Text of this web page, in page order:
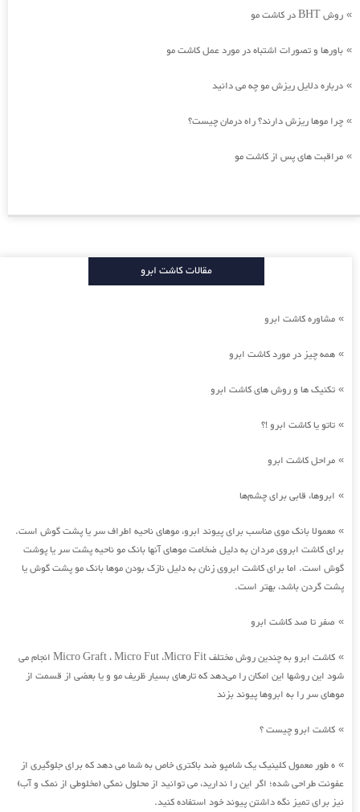
» روش BHT در کاشت مو
» باورها و تصورات اشتباه در مورد عمل کاشت مو
» درباره دلایل ریزش مو چه می دانید
» چرا موها ریزش دارند؟ راه درمان چیست؟
» مراقبت های پس از کاشت مو
مقالات کاشت ابرو
» مشاوره کاشت ابرو
» همه چیز در مورد کاشت ابرو
» تکنیک ها و روش های کاشت ابرو
» تاتو یا کاشت ابرو !؟
» مراحل کاشت ابرو
» ابروها، قابی برای چشم‌ها
» معمولا بانک موی مناسب برای پیوند ابرو، موهای ناحیه اطراف سر یا پشت گوش است.
برای کاشت ابروی مردان به دلیل ضخامت موهای آنها بانک مو ناحیه پشت سر یا پوشت
گوش است. اما برای کاشت ابروی زنان به دلیل نازک بودن موها بانک مو پشت گوش یا
پشت گردن باشد، بهتر است.
» صفر تا صد کاشت ابرو
»
کاشت ابرو به چندین روش مختلف Micro Graft ، Micro Fut ،Micro Fit انجام می
شود این روشها این امکان را می‌دهد که تارهای بسیار ظریف مو و یا بعضی از قسمت از
موهای سر را به ابروها پیوند بزند
» کاشت ابرو چیست ؟
» ه طور معمول کلینیک یک شامپو ضد باکتری خاص به شما می دهد که برای جلوگیری از
عفونت طراحی شده؛ اگر این را ندارید، می توانید از محلول نمکی (مخلوطی از نمک و آب)
نیز برای تمیز نگه داشتن پیوند خود استفاده کنید.